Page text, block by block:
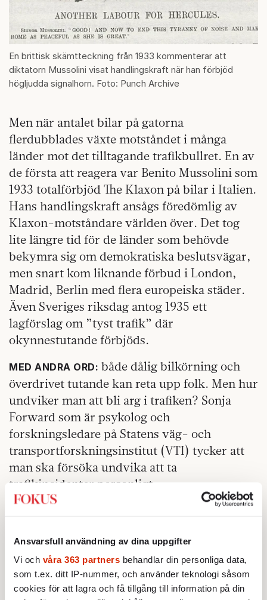
Ansvarsfull användning av dina uppgifter
Vi och våra 363 partners behandlar din personliga data,
som t.ex. ditt IP-nummer, och använder teknologi såsom
cookies för att lagra och få tillgång till information på din
En brittisk skämtteckning från 1933 kommenterar att
diktatorn Mussolini visat handlingskraft när han förbjöd
högljudda signalhorn. Foto: Punch Archive
Men när antalet bilar på gatorna
flerdubblades växte motståndet i många
länder mot det tilltagande trafikbullret. En av
de första att reagera var Benito Mussolini som
1933 totalförbjöd The Klaxon på bilar i Italien.
Hans handlingskraft ansågs föredömlig av
Klaxon-motståndare världen över. Det tog
lite längre tid för de länder som behövde
bekymra sig om demokratiska beslutsvägar,
men snart kom liknande förbud i London,
Madrid, Berlin med flera europeiska städer.
Även Sveriges riksdag antog 1935 ett
lagförslag om ”tyst trafik” där
okynnestutande förbjöds.
MED ANDRA ORD: både dålig bilkörning och
överdrivet tutande kan reta upp folk. Men hur
undviker man att bli arg i trafiken? Sonja
Forward som är psykolog och
forskningsledare på Statens väg- och
transportforskningsinstitut (VTI) tycker att
man ska försöka undvika att ta
trafikincidenter personligt.
− I vissa delar av världen tutas det mycket
deras körstil. Ett sätt att komma fram. Detta
beteende behöver inte vara kopplat till vare
sig stress eller irritation. I Sverige där det är
ovanligare är chansen större att det är ett sätt